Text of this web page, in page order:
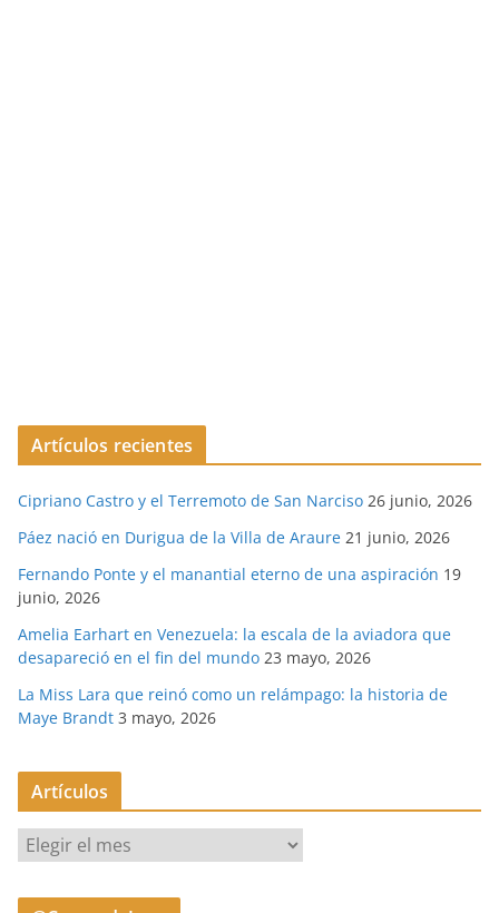
Artículos recientes
Cipriano Castro y el Terremoto de San Narciso 26 junio, 2026
Páez nació en Durigua de la Villa de Araure 21 junio, 2026
Fernando Ponte y el manantial eterno de una aspiración 19
junio, 2026
Amelia Earhart en Venezuela: la escala de la aviadora que
desapareció en el fin del mundo 23 mayo, 2026
La Miss Lara que reinó como un relámpago: la historia de
Maye Brandt 3 mayo, 2026
Artículos
t